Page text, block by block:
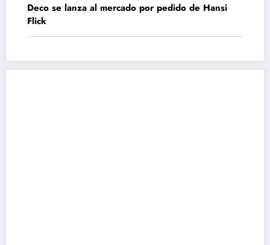
Deco se lanza al mercado por pedido de Hansi
Flick